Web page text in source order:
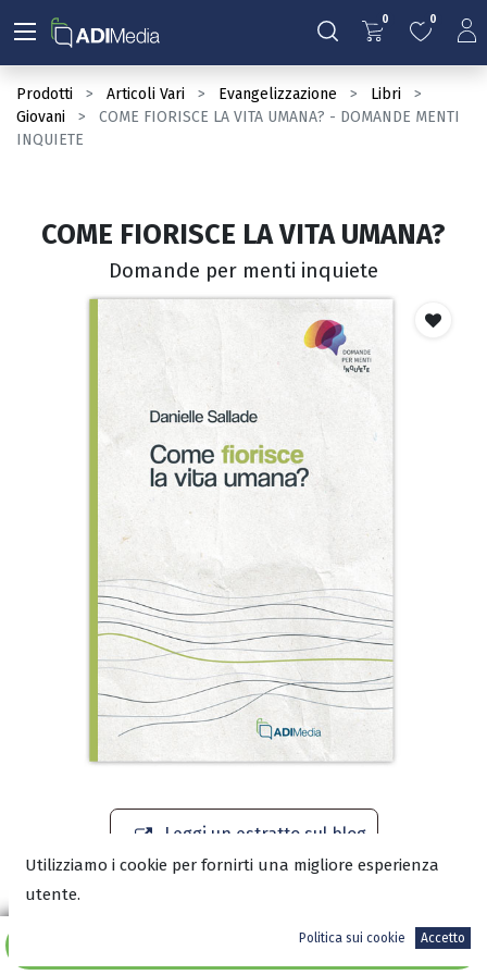
0 0
Prodotti Articoli Vari Evangelizzazione
Libri
Giovani
COME FIORISCE LA VITA UMANA? - DOMANDE MENTI
INQUIETE
Aggiungi al carrello
COME FIORISCE LA VITA UMANA?
Domande per menti inquiete
Leggi un estratto sul blog
Utilizziamo i cookie per fornirti una migliore esperienza
utente.
Politica sui cookie Accetto